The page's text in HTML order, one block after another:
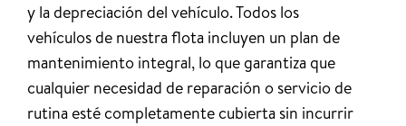
y la depreciación del vehículo. Todos los
vehículos de nuestra flota incluyen un plan de
mantenimiento integral, lo que garantiza que
cualquier necesidad de reparación o servicio de
rutina esté completamente cubierta sin incurrir